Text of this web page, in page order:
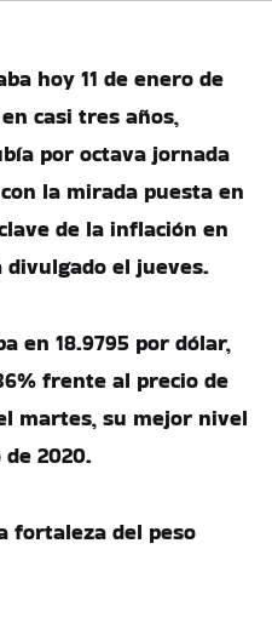
hoy 11 de enero de
casi tres años,
por octava jornada
la mirada puesta en
de la inflación en
divulgado el jueves.
en 18.9795 por dólar,
frente al precio de
martes, su mejor nivel
2020.
fortaleza del peso